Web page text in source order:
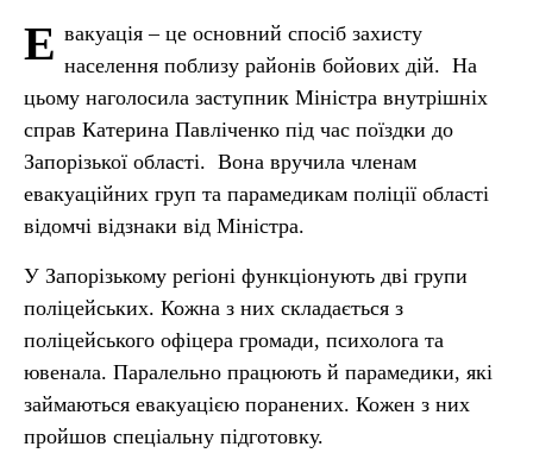
Е вакуація – це основний спосіб захисту
населення поблизу районів бойових дій. На
цьому наголосила заступник Міністра внутрішніх
справ Катерина Павліченко під час поїздки до
Запорізької області. Вона вручила членам
евакуаційних груп та парамедикам поліції області
відомчі відзнаки від Міністра.
У Запорізькому регіоні функціонують дві групи
поліцейських. Кожна з них складається з
поліцейського офіцера громади, психолога та
ювенала. Паралельно працюють й парамедики, які
займаються евакуацією поранених. Кожен з них
пройшов спеціальну підготовку.